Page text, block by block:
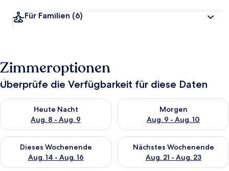
Für Familien (6)
Zimmeroptionen
Überprüfe die Verfügbarkeit für diese Daten
Heute Nacht
Aug. 8 - Aug. 9
Überprüfe die Verfügbarkeit für heute Nacht, Aug. 8 - Aug. 9.
Morgen
Aug. 9 - Aug. 10
Überprüfe die Verfügbarkeit
Dieses Wochenende
Aug. 14 - Aug. 16
Überprüfe die Verfügbarkeit für dieses Wochenende, Aug. 14
Nächstes Wochenende
Aug. 21 - Aug. 23
Überprüfe die Verfügbarkeit